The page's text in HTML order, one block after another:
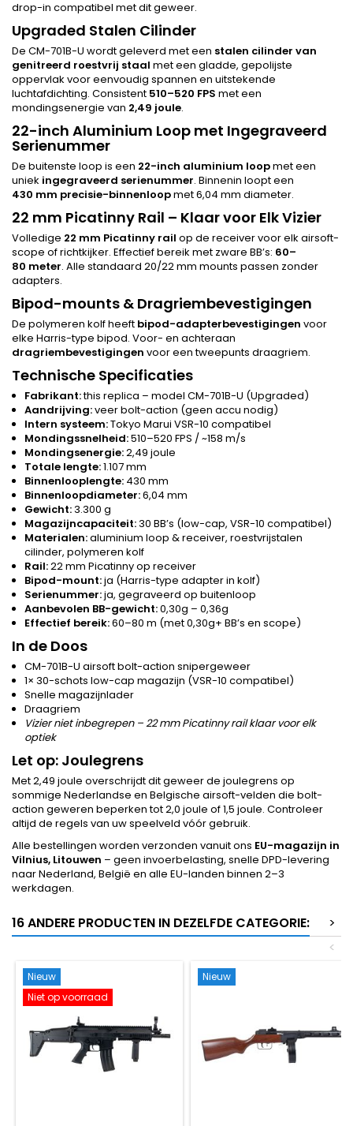
drop-in compatibel met dit geweer.
Upgraded Stalen Cilinder
De CM-701B-U wordt geleverd met een stalen cilinder van
genitreerd roestvrij staal met een gladde, gepolijste
oppervlak voor eenvoudig spannen en uitstekende
luchtafdichting. Consistent 510–520 FPS met een
mondingsenergie van 2,49 joule.
22-inch Aluminium Loop met Ingegraveerd
Serienummer
De buitenste loop is een 22-inch aluminium loopmet een
uniek ingegraveerd serienummer. Binnenin loopt een
430 mm precisie-binnenloopmet 6,04 mm diameter.
22 mm Picatinny Rail – Klaar voor Elk Vizier
Volledige 22 mm Picatinny rail op de receiver voor elk airsoft-
scope of richtkijker. Effectief bereik met zware BB’s: 60–
80 meter. Alle standaard 20/22 mm mounts passen zonder
adapters.
Bipod-mounts & Dragriembevestigingen
De polymeren kolf heeft bipod-adapterbevestigingen voor
elke Harris-type bipod. Voor- en achteraan
dragriembevestigingen voor een tweepunts draagriem.
Technische Specificaties
Fabrikant:this replica – model CM-701B-U (Upgraded)
Aandrijving:veer bolt-action (geen accu nodig)
Intern systeem:Tokyo Marui VSR-10 compatibel
Mondingssnelheid:510–520 FPS / ~158 m/s
Mondingsenergie:2,49 joule
Totale lengte:1.107 mm
Binnenlooplengte: 430 mm
Binnenloopdiameter:6,04 mm
Gewicht:3.300 g
Magazijncapaciteit:30 BB’s (low-cap, VSR-10 compatibel)
Materialen:aluminium loop & receiver, roestvrijstalen
cilinder, polymeren kolf
Rail:22 mm Picatinny op receiver
Bipod-mount:ja (Harris-type adapter in kolf)
Serienummer:ja, gegraveerd op buitenloop
Aanbevolen BB-gewicht:0,30g – 0,36g
Effectief bereik:60–80 m (met 0,30g+ BB’s en scope)
In de Doos
CM-701B-U airsoft bolt-action snipergeweer
1× 30-schots low-cap magazijn (VSR-10 compatibel)
Snelle magazijnlader
Draagriem
Vizier niet inbegrepen – 22 mm Picatinny rail klaar voor elk
optiek
Let op: Joulegrens
Met 2,49 joule overschrijdt dit geweer de joulegrens op
sommige Nederlandse en Belgische airsoft-velden die bolt-
action geweren beperken tot 2,0 joule of 1,5 joule. Controleer
altijd de regels van uw speelveld vóór gebruik.
Alle bestellingen worden verzonden vanuit ons EU-magazijn in
Vilnius, Litouwen – geen invoerbelasting, snelle DPD-levering
naar Nederland, België en alle EU-landen binnen 2–3
werkdagen.
16 ANDERE PRODUCTEN IN DEZELFDE CATEGORIE:
>
<
Nieuw
Niet op voorraad
Nieuw